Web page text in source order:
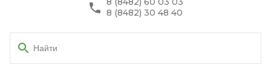
8 (8482) 30 48 40